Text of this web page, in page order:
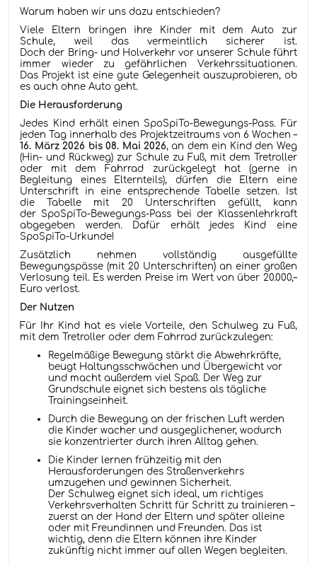
Warum haben wir uns dazu entschieden?
Viele Eltern bringen ihre Kinder mit dem Auto zur
Schule, weil das vermeintlich sicherer ist.
Doch der Bring- und Holverkehr vor unserer Schule führt
immer wieder zu gefährlichen Verkehrssituationen.
Das Projekt ist eine gute Gelegenheit auszuprobieren, ob
es auch ohne Auto geht.
Die Herausforderung
Jedes Kind erhält einen SpoSpiTo-Bewegungs-Pass. Für
jeden Tag innerhalb des Projektzeitraums von 6 Wochen –
16. März 2026 bis 08. Mai 2026, an dem ein Kind den Weg
(Hin- und Rückweg) zur Schule zu Fuß, mit dem Tretroller
oder mit dem Fahrrad zurückgelegt hat (gerne in
Begleitung eines Elternteils), dürfen die Eltern eine
Unterschrift in eine entsprechende Tabelle setzen. Ist
die Tabelle mit 20 Unterschriften gefüllt, kann
der SpoSpiTo-Bewegungs-Pass bei der Klassenlehrkraft
abgegeben werden. Dafür erhält jedes Kind eine
SpoSpiTo-Urkunde!
Zusätzlich nehmen vollständig ausgefüllte
Bewegungspässe (mit 20 Unterschriften) an einer großen
Verlosung teil. Es werden Preise im Wert von über 20.000,–
Euro verlost.
Der Nutzen
Für Ihr Kind hat es viele Vorteile, den Schulweg zu Fuß,
mit dem Tretroller oder dem Fahrrad zurückzulegen:
Regelmäßige Bewegung stärkt die Abwehrkräfte,
beugt Haltungsschwächen und Übergewicht vor
und macht außerdem viel Spaß. Der Weg zur
Grundschule eignet sich bestens als tägliche
Trainingseinheit.
Durch die Bewegung an der frischen Luft werden
die Kinder wacher und ausgeglichener, wodurch
sie konzentrierter durch ihren Alltag gehen.
Die Kinder lernen frühzeitig mit den
Herausforderungen des Straßenverkehrs
umzugehen und gewinnen Sicherheit.
Der Schulweg eignet sich ideal, um richtiges
Verkehrsverhalten Schritt für Schritt zu trainieren –
zuerst an der Hand der Eltern und später alleine
oder mit Freundinnen und Freunden. Das ist
wichtig, denn die Eltern können ihre Kinder
zukünftig nicht immer auf allen Wegen begleiten.